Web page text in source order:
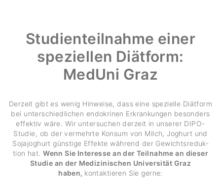
Studi­en­teil­nahme einer
spezi­ellen Diät­form:
MedUni Graz
Derzeit gibt es wenig Hinweise, dass eine spezi­elle Diät­form
bei unter­schied­li­chen endo­krinen Erkran­kungen beson­ders
effektiv wäre. Wir unter­su­chen derzeit in unserer DIPO-
Studie, ob der vermehrte Konsum von Milch, Joghurt und
Soja­jo­ghurt güns­tige Effekte während der Gewichts­re­duk­
tion hat.Wenn Sie Interesse an der Teilnahme an dieser
Studie an der Medizinischen Universität Graz
haben, kontak­tieren Sie gerne: